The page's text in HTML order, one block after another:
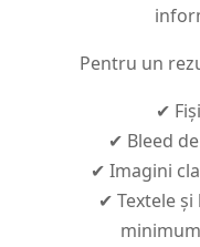
Pentru un
✔
✔ Bleed
✔ Imagini
✔ Textele